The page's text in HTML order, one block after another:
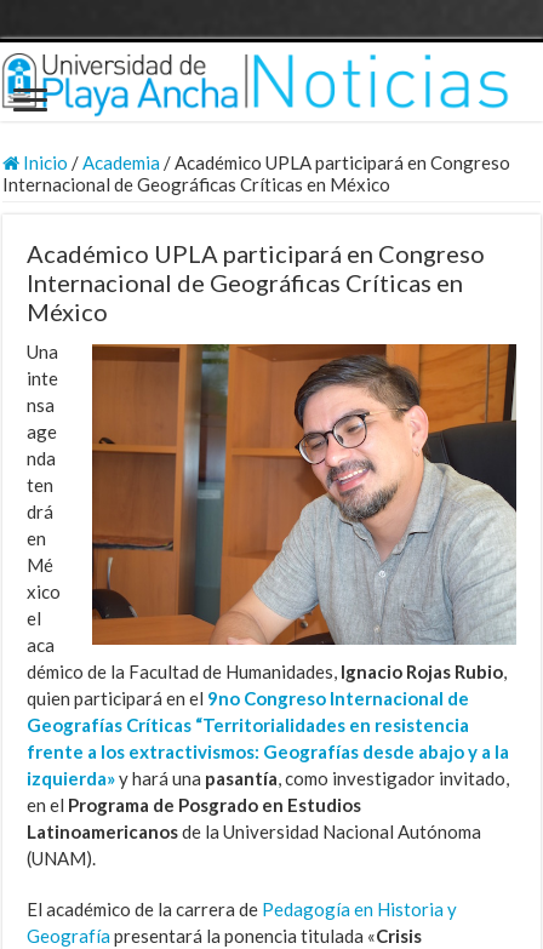
Inicio /Academia/Académico UPLA participará en Congreso
Internacional de Geográficas Críticas en México
Académico UPLA participará en Congreso
Internacional de Geográficas Críticas en
México
Una
inte
nsa
age
nda
ten
drá
en
Mé
xico
el
aca
démico de la Facultad de Humanidades, Ignacio Rojas Rubio,
quien participará en el 9no Congreso Internacional de
Geografías Críticas “Territorialidades en resistencia
frente a los extractivismos: Geografías desde abajo y a la
izquierda»y hará una pasantía, como investigador invitado,
en el Programa de Posgrado en Estudios
Latinoamericanosde la Universidad Nacional Autónoma
(UNAM).
El académico de la carrera de Pedagogía en Historia y
Geografíapresentará la ponencia titulada «Crisis